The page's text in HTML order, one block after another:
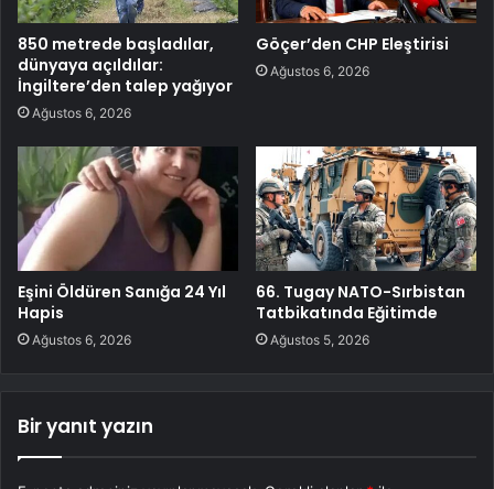
850 metrede başladılar,
dünyaya açıldılar:
İngiltere’den talep yağıyor
Ağustos 6, 2026
Göçer’den CHP Eleştirisi
Ağustos 6, 2026
Eşini Öldüren Sanığa 24 Yıl
Hapis
Ağustos 6, 2026
66. Tugay NATO-Sırbistan
Tatbikatında Eğitimde
Ağustos 5, 2026
Bir yanıt yazın